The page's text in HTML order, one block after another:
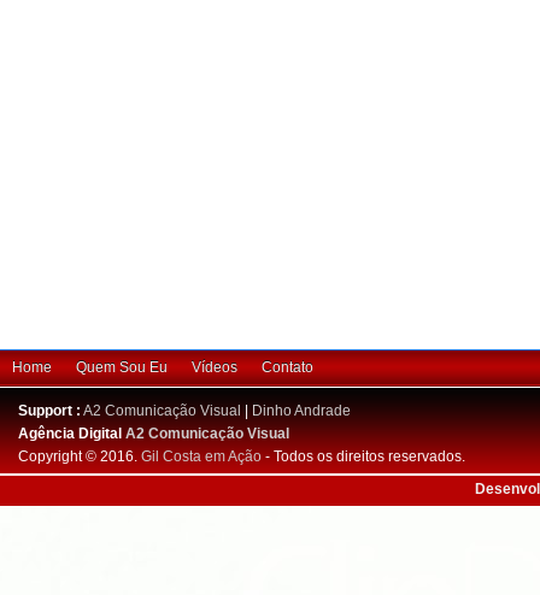
Home Quem Sou Eu Vídeos Contato
Support : A2 Comunicação Visual
Dinho Andrade
Agência DigitalA2 Comunicação Visual
Copyright © 2016. Gil Costa em Ação - Todos os direitos reservados.